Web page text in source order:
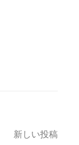
新しい投稿